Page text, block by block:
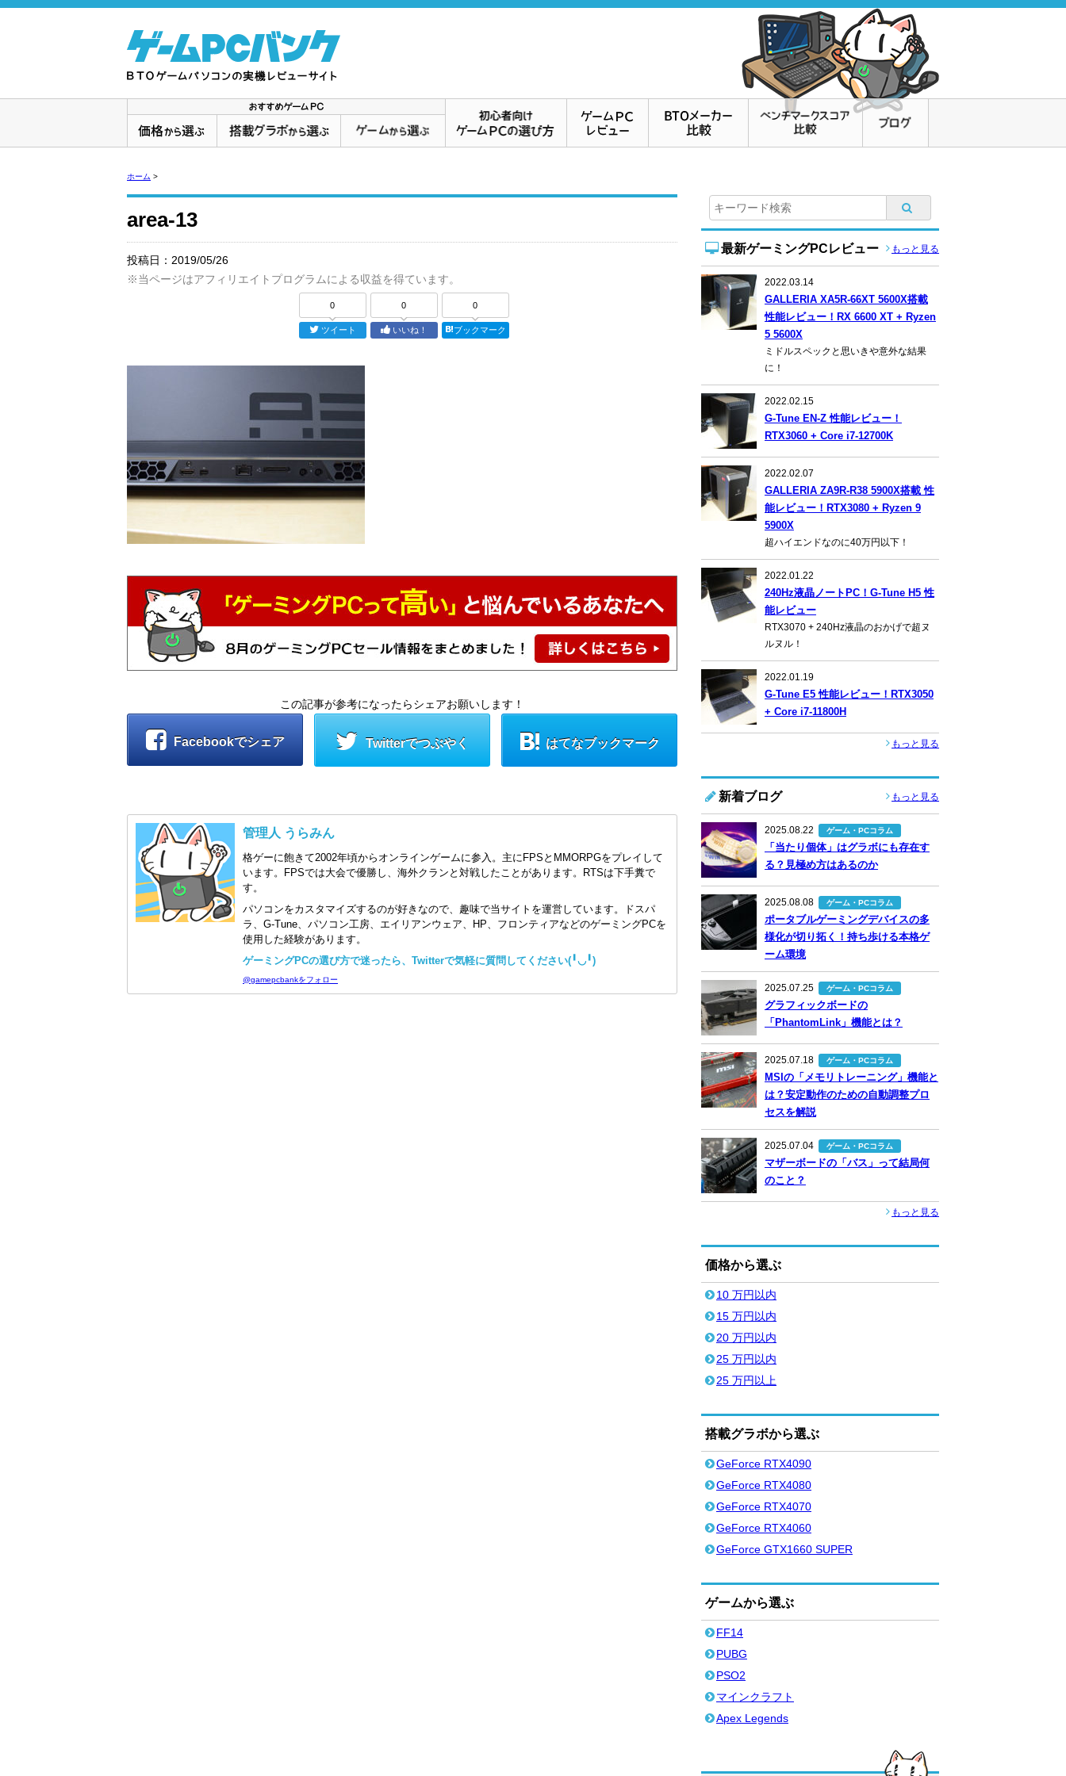
ホーム >
area-13
投稿日： 2019/05/26
※当ページはアフィリエイトプログラムによる収益を得ています。
0
ツイート
0
いいね！
0
ブックマーク
この記事が参考になったらシェアお願いします！
Facebookでシェア Twitterでつぶやく はてなブックマーク
管理人 うらみん
格ゲーに飽きて2002年頃からオンラインゲームに参入。主にFPSとMMORPGをプレイして
います。FPSでは大会で優勝し、海外クランと対戦したことがあります。RTSは下手糞で
す。
パソコンをカスタマイズするのが好きなので、趣味で当サイトを運営しています。ドスパ
ラ、G-Tune、パソコン工房、エイリアンウェア、HP、フロンティアなどのゲーミングPCを
使用した経験があります。
ゲーミングPCの選び方で迷ったら、Twitterで気軽に質問してください(╹◡╹)
@gamepcbankをフォロー
最新ゲーミングPCレビュー もっと見る
2022.03.14
GALLERIA XA5R-66XT 5600X搭載
性能レビュー！RX 6600 XT + Ryzen
5 5600X
ミドルスペックと思いきや意外な結果
に！
2022.02.15
G-Tune EN-Z 性能レビュー！
RTX3060 + Core i7-12700K
2022.02.07
GALLERIA ZA9R-R38 5900X搭載 性
能レビュー！RTX3080 + Ryzen 9
5900X
超ハイエンドなのに40万円以下！
2022.01.22
240Hz液晶ノートPC！G-Tune H5 性
能レビュー
RTX3070 + 240Hz液晶のおかげで超ヌ
ルヌル！
2022.01.19
G-Tune E5 性能レビュー！RTX3050
+ Core i7-11800H
もっと見る
新着ブログ もっと見る
2025.08.22 ゲーム・PCコラム
「当たり個体」はグラボにも存在す
る？見極め方はあるのか
2025.08.08 ゲーム・PCコラム
ポータブルゲーミングデバイスの多
様化が切り拓く！持ち歩ける本格ゲ
ーム環境
2025.07.25 ゲーム・PCコラム
グラフィックボードの
「PhantomLink」機能とは？
2025.07.18 ゲーム・PCコラム
MSIの「メモリトレーニング」機能と
は？安定動作のための自動調整プロ
セスを解説
2025.07.04 ゲーム・PCコラム
マザーボードの「バス」って結局何
のこと？
もっと見る
価格から選ぶ
10 万円以内
15 万円以内
20 万円以内
25 万円以内
25 万円以上
搭載グラボから選ぶ
GeForce RTX4090
GeForce RTX4080
GeForce RTX4070
GeForce RTX4060
GeForce GTX1660 SUPER
ゲームから選ぶ
FF14
PUBG
PSO2
マインクラフト
Apex Legends